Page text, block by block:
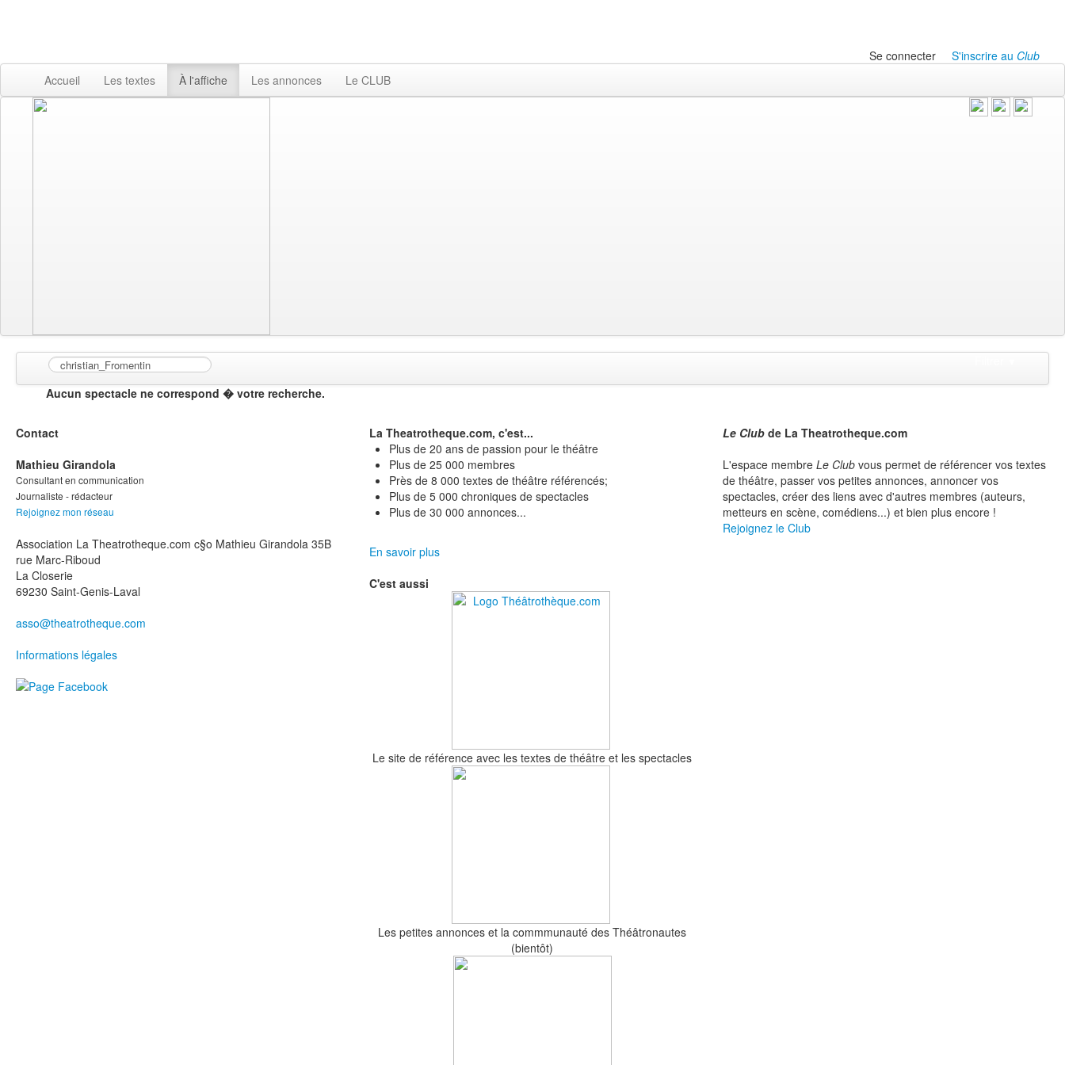
Se connecter S'inscrire au Club
Accueil
Les textes À l'affiche Les annonces Le CLUB
Aucun spectacle ne correspond � votre recherche.
Contact
Mathieu Girandola
Consultant en communication
Journaliste - rédacteur
Rejoignez mon réseau
Association La Theatrotheque.com c§o Mathieu Girandola 35B
rue Marc-Riboud
La Closerie
69230 Saint-Genis-Laval
asso@theatrotheque.com
Informations légales
La Theatrotheque.com, c'est...
Plus de 20 ans de passion pour le théâtre
Plus de 25 000 membres
Près de 8 000 textes de théâtre référencés;
Plus de 5 000 chroniques de spectacles
Plus de 30 000 annonces...
En savoir plus
C'est aussi
Le site de référence avec les textes de théâtre et les spectacles
Les petites annonces et la commmunauté des Théâtronautes
(bientôt)
Le Clubde La Theatrotheque.com
L'espace membre Le Clubvous permet de référencer vos textes
de théâtre, passer vos petites annonces, annoncer vos
spectacles, créer des liens avec d'autres membres (auteurs,
metteurs en scène, comédiens...) et bien plus encore !
Rejoignez le Club